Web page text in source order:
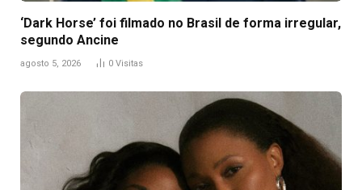
‘Dark Horse’ foi filmado no Brasil de forma irregular,
segundo Ancine
agosto 5, 2026 0 Visitas